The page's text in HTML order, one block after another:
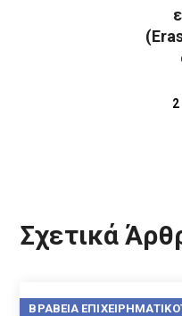
Σχετικά
ΒΡΑΒΕΙΑ